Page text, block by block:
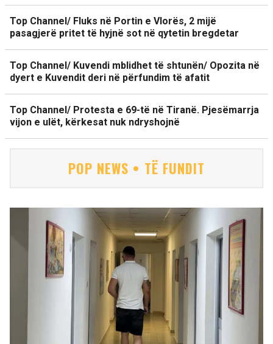
Top Channel/ Fluks në Portin e Vlorës, 2 mijë
pasagjerë pritet të hyjnë sot në qytetin bregdetar
Top Channel/ Kuvendi mblidhet të shtunën/ Opozita në
dyert e Kuvendit deri në përfundim të afatit
Top Channel/ Protesta e 69-të në Tiranë. Pjesëmarrja
vijon e ulët, kërkesat nuk ndryshojnë
POP NEWS • TË FUNDIT